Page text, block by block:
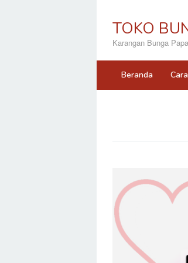
TOKO
Karangan Bunga
Beranda